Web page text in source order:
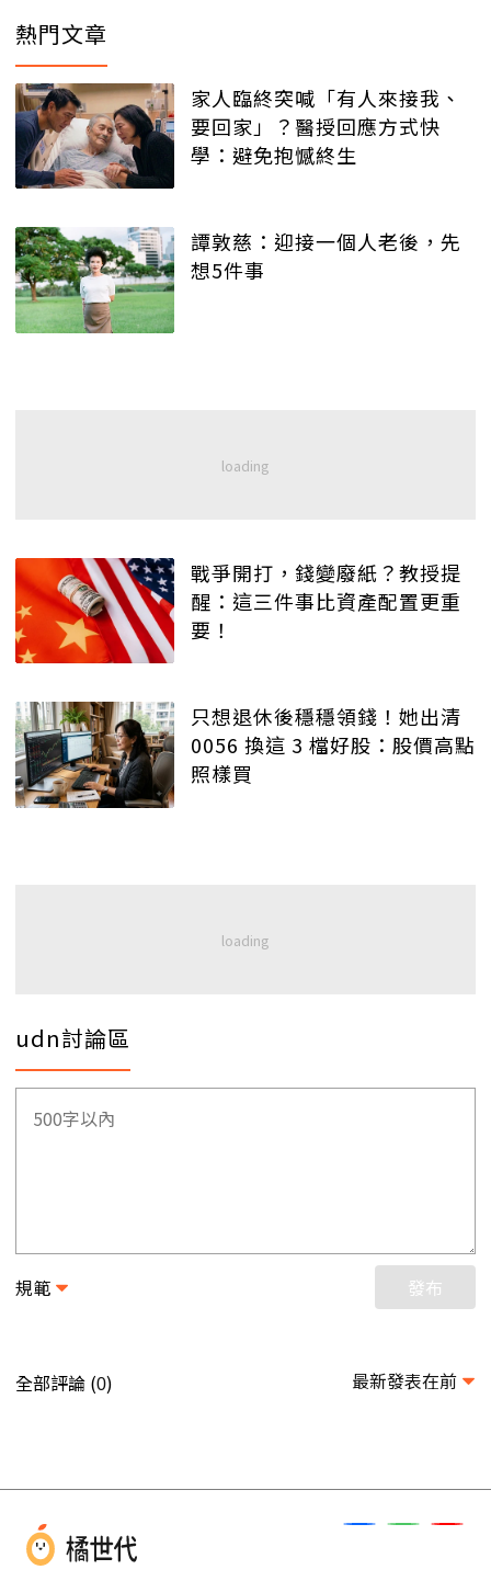
熱門文章
家人臨終突喊「有人來接我、
要回家」？醫授回應方式快
學：避免抱憾終生
譚敦慈：迎接一個人老後，先
想5件事
戰爭開打，錢變廢紙？教授提
醒：這三件事比資產配置更重
要！
只想退休後穩穩領錢！她出清
0056 換這 3 檔好股：股價高點
照樣買
udn討論區
規範 發布
全部評論 (0) 最新發表在前